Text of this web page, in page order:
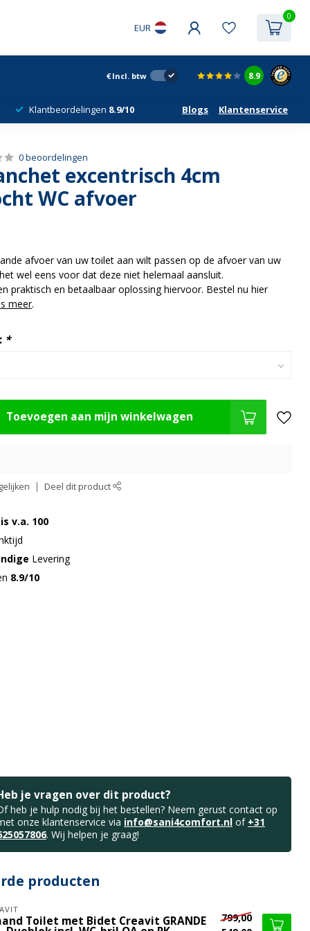
EUR
0
€ Incl. btw 8.9
Klantbeordelingen 8.9/10 Blogs Klantenservice
0 beoordelingen
excentrisch 4cm
WC afvoer
afvoer van uw toilet aan wilt passen op de afvoer van uw
wel eens voor dat deze niet helemaal aansluit.
praktisch en betaalbaar oplossing hiervoor. Bestel nu hier
meer.
*
Toevoegen aan mijn winkelwagen
Deel dit product
v.a. 100
Levering
8.9/10
je vragen over dit product?
heb je hulp nodig bij het bestellen? Neem gerust contact op
onze klantenservice via info@sani4comfort.nl of +31
. Wij helpen je graag!
producten
Toilet met Bidet Creavit GRANDE
799,00